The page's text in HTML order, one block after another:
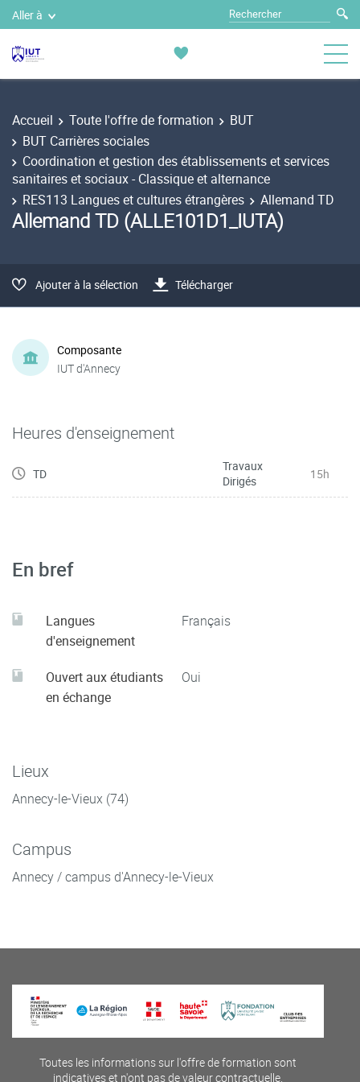
Aller à
Accueil Toute l'offre de formation
BUT
BUT Carrières sociales
Coordination et gestion des établissements et services
sanitaires et sociaux - Classique et alternance
RES113 Langues et cultures étrangères
Allemand TD
Allemand TD (ALLE101D1_IUTA)
Ajouter à la sélection Télécharger
Composante
IUT d'Annecy
Heures d'enseignement
TD
Travaux
Dirigés
15h
En bref
Langues
d'enseignement
Français
Ouvert aux étudiants
en échange
Oui
Lieux
Annecy-le-Vieux (74)
Campus
Annecy / campus d'Annecy-le-Vieux
Toutes les informations sur l'offre de formation sont
indicatives et n'ont pas de valeur contractuelle.